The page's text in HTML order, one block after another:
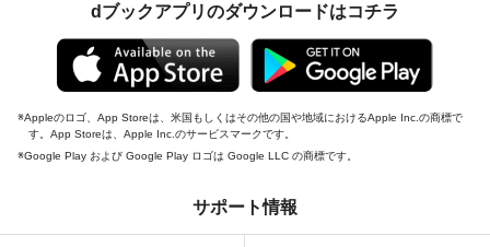
dブックアプリのダウンロードはコチラ
Appleのロゴ、App Storeは、米国もしくはその他の国や地域におけるApple Inc.の商標で
す。App Storeは、Apple Inc.のサービスマークです。
Google Play および Google Play ロゴは Google LLC の商標です。
サポート情報